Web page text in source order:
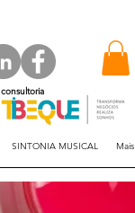
SINTONIA MUSICAL Mais
consultoria